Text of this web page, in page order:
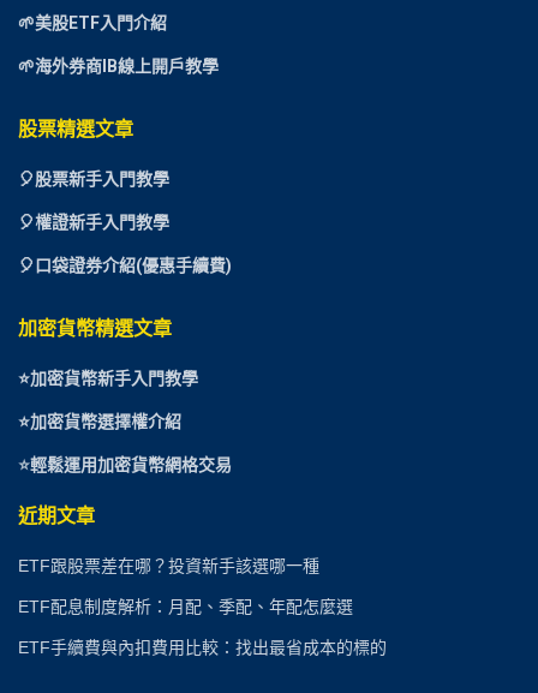
🌱美股ETF入門介紹
🌱海外券商IB線上開戶教學
股票精選文章
🎈股票新手入門教學
🎈權證新手入門教學
🎈口袋證券介紹(優惠手續費)
加密貨幣精選文章
⭐加密貨幣新手入門教學
⭐加密貨幣選擇權介紹
⭐輕鬆運用加密貨幣網格交易
近期文章
ETF跟股票差在哪？投資新手該選哪一種
ETF配息制度解析：月配、季配、年配怎麼選
ETF手續費與內扣費用比較：找出最省成本的標的